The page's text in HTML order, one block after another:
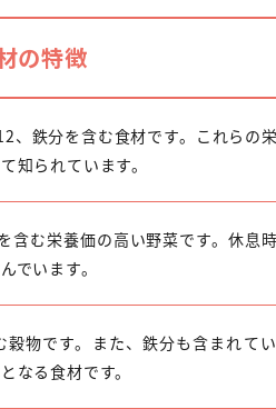
の特徴
、鉄分を含む食材です。これらの
知られています。
含む栄養価の高い野菜です。休息
でいます。
物です。また、鉄分も含まれて
なる食材です。